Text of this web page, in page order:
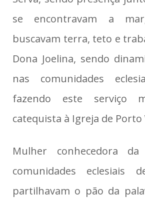
se encontravam a
buscavam terra, teto e
Dona Joelina, sendo
nas comunidades
fazendo este serviço
catequista à Igreja de Porto
Mulher conhecedora
comunidades eclesiais
partilhavam o pão da